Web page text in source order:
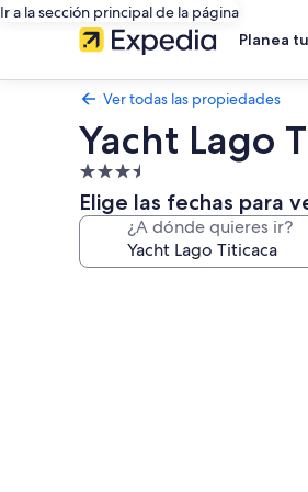
Ir a la sección principal de la página
Planea
Ver todas las propiedades
Yacht Lago
Propiedad
de
3.5
estrellas
Elige las fechas para
¿A dónde quieres ir?